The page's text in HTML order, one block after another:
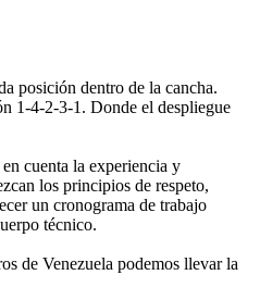
posición dentro de la cancha.
1-4-2-3-1. Donde el despliegue
cuenta la experiencia y
los principios de respeto,
un cronograma de trabajo
técnico.
de Venezuela podemos llevar la